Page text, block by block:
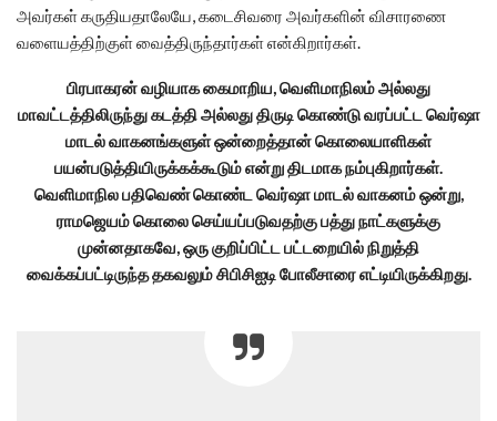
அவர்கள் கருதியதாலேயே, கடைசிவரை அவர்களின் விசாரணை
வளையத்திற்குள் வைத்திருந்தார்கள் என்கிறார்கள்.
பிரபாகரன் வழியாக கைமாறிய, வெளிமாநிலம் அல்லது
மாவட்டத்திலிருந்து கடத்தி அல்லது திருடி கொண்டு வரப்பட்ட வெர்ஷா
மாடல் வாகனங்களுள் ஒன்றைத்தான் கொலையாளிகள்
பயன்படுத்தியிருக்கக்கூடும் என்று திடமாக நம்புகிறார்கள்.
வெளிமாநில பதிவெண் கொண்ட வெர்ஷா மாடல் வாகனம் ஒன்று,
ராமஜெயம் கொலை செய்யப்படுவதற்கு பத்து நாட்களுக்கு
முன்னதாகவே, ஒரு குறிப்பிட்ட பட்டறையில் நிறுத்தி
வைக்கப்பட்டிருந்த தகவலும் சிபிசிஐடி போலீசாரை எட்டியிருக்கிறது.